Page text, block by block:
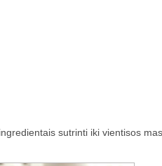
sutrinti iki vientisos